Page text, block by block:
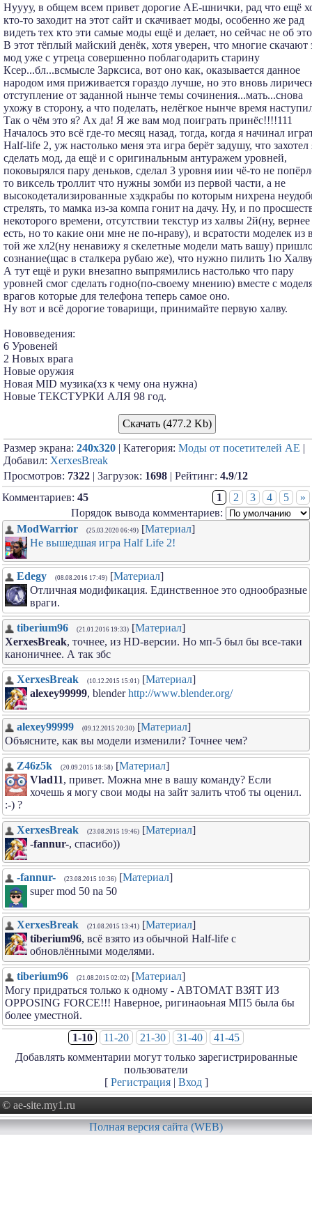
Нуууу, в общем всем привет дорогие АЕ-шнички, рад что ещё
кто-то заходит на этот сайт и скачивает моды, особенно же рад
видеть тех кто эти самые моды ещё и делает, но сейчас не об
В этот тёплый майский денёк, хотя уверен, что многие скачают
мод уже с утреца совершенно поблагодарить старину
Ксер...бл...всмысле Зарксиса, вот оно как, оказывается данное
народом имя приживается гораздо лучше, но это вновь
отступление от заданной нынче темы сочинения...мать...снова
ухожу в сторону, а что поделать, нелёгкое нынче время
Так о чём это я? Ах да! Я же вам мод поиграть принёс!!!!111
Началось это всё где-то месяц назад, тогда, когда я начинал
Half-life 2, уж настолько меня эта игра берёт задушу, что захотел
сделать мод, да ещё и с оригинальным антуражем уровней,
поковырялся пару деньков, сделал 3 уровня иии чё-то не
то виксель троллит что нужны зомби из первой части, а не
высокодетализированные хэдкрабы по которым нихрена
стрелять, то мамка из-за компа гонит на дачу. Ну, и по
некоторого времени, отсутствии текстур из халвы 2й(ну,
есть, но то какие они мне не по-нраву), и всратости моделек из
той же хл2(ну ненавижу я скелетные модели мать вашу)
сознание(щас в сталкера рубаю же), что нужно пилить 1ю
А тут ещё и руки внезапно выпрямились настолько что пару
уровней смог сделать годно(по-своему мнению) вместе с
врагов которые для телефона теперь самое оно.
Ну вот и всё дорогие товарищи, принимайте первую халву.
Нововведения:
6 Уровеней
2 Новых врага
Новые оружия
Новая MID музика(хз к чему она нужна)
Новые ТЕКСТУРКИ АЛЯ 98 год.
Скачать (477.2 Kb)
Размер экрана: 240x320 | Категория: Моды от посетителей АЕ |
Добавил: XerxesBreak
Просмотров: 7322 | Загрузок: 1698 | Рейтинг: 4.9/12
Комментариев: 45 1 2 3 4 5
»
Порядок вывода комментариев:
ModWarrior
(25.03.2020 06:49) [Материал]
Не вышедшая игра Half Life 2!
Edegy (08.08.2016 17:49) [Материал]
Отличная модификация. Единственное это однообразные
враги.
tiberium96 (21.01.2016 19:33) [Материал]
XerxesBreak, точнее, из HD-версии. Но мп-5 был бы все-таки
каноничнее. А так збс
XerxesBreak (10.12.2015 15:01) [Материал]
alexey99999, blenderhttp://www.blender.org/
alexey99999 (09.12.2015 20:30) [Материал]
Объясните, как вы модели изменили? Точнее чем?
Z46z5k (20.09.2015 18:58) [Материал]
Vlad11, привет. Можна мне в вашу команду? Если
хочешь я могу свои моды на зайт залить чтоб ты оценил.
:-) ?
XerxesBreak (23.08.2015 19:46) [Материал]
-fannur-, спасибо))
-fannur- (23.08.2015 10:36) [Материал]
super mod 50 na 50
XerxesBreak (21.08.2015 13:41) [Материал]
tiberium96, всё взято из обычной Half-life с
обновлёнными моделями.
tiberium96 (21.08.2015 02:02) [Материал]
Могу придраться только к одному - АВТОМАТ ВЗЯТ ИЗ
OPPOSING FORCE!!! Наверное, ригинаоьная МП5 была бы
более уместной.
1-10
11-20 21-30 31-40
41-45
Добавлять комментарии могут только зарегистрированные
пользователи
[ Регистрация| Вход]
© ae-site.my1.ru
Полная версия сайта (WEB)